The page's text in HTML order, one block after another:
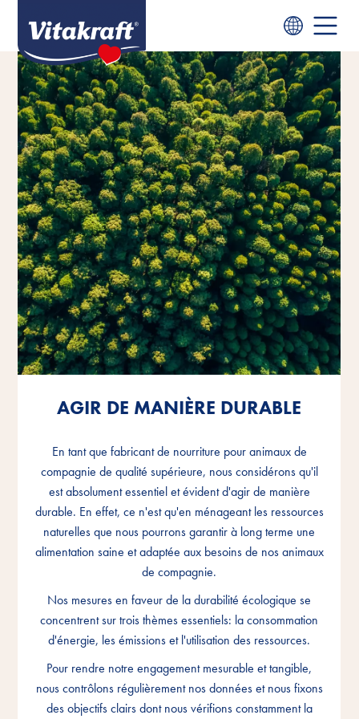
AGIR DE MANIÈRE DURABLE
En tant que fabricant de nourriture pour animaux de
compagnie de qualité supérieure, nous considérons qu'il
est absolument essentiel et évident d'agir de manière
durable. En effet, ce n'est qu'en ménageant les ressources
naturelles que nous pourrons garantir à long terme une
alimentation saine et adaptée aux besoins de nos animaux
de compagnie.
Nos mesures en faveur de la durabilité écologique se
concentrent sur trois thèmes essentiels: la consommation
d'énergie, les émissions et l'utilisation des ressources.
Pour rendre notre engagement mesurable et tangible,
nous contrôlons régulièrement nos données et nous fixons
des objectifs clairs dont nous vérifions constamment la
AGIR DE MANIÈRE DURABLE
En tant que fabricant de nourriture pour animaux de
compagnie de qualité supérieure, nous considérons qu'il
est absolument essentiel et évident d'agir de manière
durable. En effet, ce n'est qu'en ménageant les ressources
naturelles que nous pourrons garantir à long terme une
alimentation saine et adaptée aux besoins de nos animaux
de compagnie.
Nos mesures en faveur de la durabilité écologique se
concentrent sur trois thèmes essentiels: la consommation
d'énergie, les émissions et l'utilisation des ressources.
Pour rendre notre engagement mesurable et tangible,
nous contrôlons régulièrement nos données et nous fixons
des objectifs clairs dont nous vérifions constamment la
AGIR DE MANIÈRE DURABLE
En tant que fabricant de nourriture pour animaux de
compagnie de qualité supérieure, nous considérons qu'il
est absolument essentiel et évident d'agir de manière
durable. En effet, ce n'est qu'en ménageant les ressources
naturelles que nous pourrons garantir à long terme une
alimentation saine et adaptée aux besoins de nos animaux
de compagnie.
Nos mesures en faveur de la durabilité écologique se
concentrent sur trois thèmes essentiels: la consommation
d'énergie, les émissions et l'utilisation des ressources.
Pour rendre notre engagement mesurable et tangible,
nous contrôlons régulièrement nos données et nous fixons
des objectifs clairs dont nous vérifions constamment la